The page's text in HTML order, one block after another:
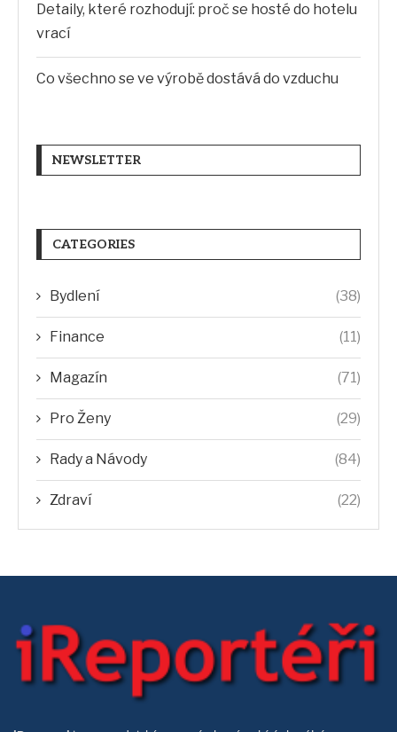
Detaily, které rozhodují: proč se hosté do hotelu
vrací
Co všechno se ve výrobě dostává do vzduchu
NEWSLETTER
CATEGORIES
Bydlení (38)
Finance (11)
Magazín (71)
Pro Ženy (29)
Rady a Návody (84)
Zdraví (22)